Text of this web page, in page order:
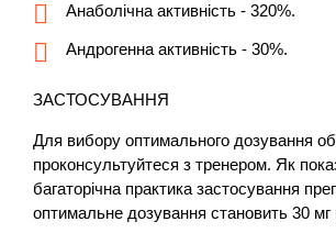
Анаболічна активність - 320%.
Андрогенна активність - 30%.
ЗАСТОСУВАННЯ
Для вибору оптимального дозування
проконсультуйтеся з тренером. Як
багаторічна практика застосування
оптимальне дозування становить 30 мг